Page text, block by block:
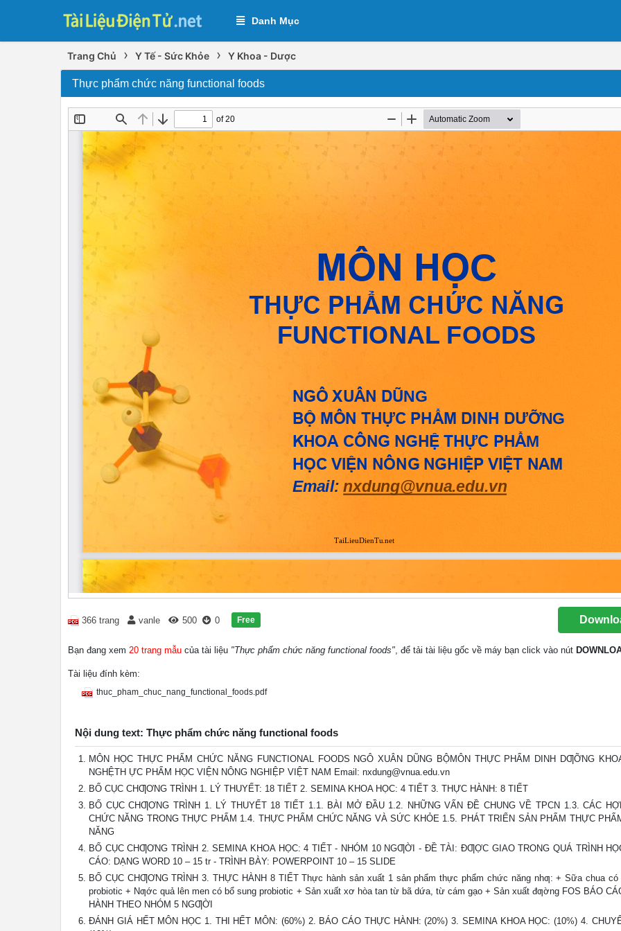
Danh Mục
Trang Chủ › Y Tế - Sức Khỏe › Y Khoa - Dược
Thực phẩm chức năng functional foods
366 trang vanle 500 0 Free
Bạn đang xem 20 trang mẫu của tài liệu "Thực phẩm chức năng functional foods", để tải tài liệu gốc về máy bạn click vào nút
Tài liệu đính kèm:
thuc_pham_chuc_nang_functional_foods.pdf
Nội dung text: Thực phẩm chức năng functional foods
MÔN HỌC THỰC PHẨM CHỨC NĂNG FUNCTIONAL FOODS NGÔ XUÂN DŨNG BỘMÔN THỰC PHẨM DINH DƢỠNG
NGHỆTH ỰC PHẨM HỌC VIỆN NÔNG NGHIỆP VIỆT NAM Email: nxdung@vnua.edu.vn
BỐ CỤC CHƢƠNG TRÌNH 1. LÝ THUYẾT: 18 TIẾT 2. SEMINA KHOA HỌC: 4 TIẾT 3. THỰC HÀNH: 8 TIẾT
BỐ CỤC CHƢƠNG TRÌNH 1. LÝ THUYẾT 18 TIẾT 1.1. BÀI MỞ ĐẦU 1.2. NHỮNG VẤN ĐỀ CHUNG VỀ TPCN 1.3. CÁC
CHỨC NĂNG TRONG THỰC PHẨM 1.4. THỰC PHẨM CHỨC NĂNG VÀ SỨC KHỎE 1.5. PHÁT TRIỂN SẢN PHẨM THỰC
NĂNG
BỐ CỤC CHƢƠNG TRÌNH 2. SEMINA KHOA HỌC: 4 TIẾT - NHÓM 10 NGƢỜI - ĐỀ TÀI: ĐƢỢC GIAO TRONG QUÁ TRÌNH
CÁO: DẠNG WORD 10 – 15 tr - TRÌNH BÀY: POWERPOINT 10 – 15 SLIDE
BỐ CỤC CHƢƠNG TRÌNH 3. THỰC HÀNH 8 TIẾT Thực hành sản xuất 1 sản phẩm thực phẩm chức năng nhƣ: + Sữa chua có
probiotic + Nƣớc quả lên men có bổ sung probiotic + Sản xuất xơ hòa tan từ bã dứa, từ cám gạo + Sản xuất đƣờng FOS BÁO
HÀNH THEO NHÓM 5 NGƢỜI
ĐÁNH GIÁ HẾT MÔN HỌC 1. THI HẾT MÔN: (60%) 2. BÁO CÁO THỰC HÀNH: (20%) 3. SEMINA KHOA HỌC: (10%) 4.